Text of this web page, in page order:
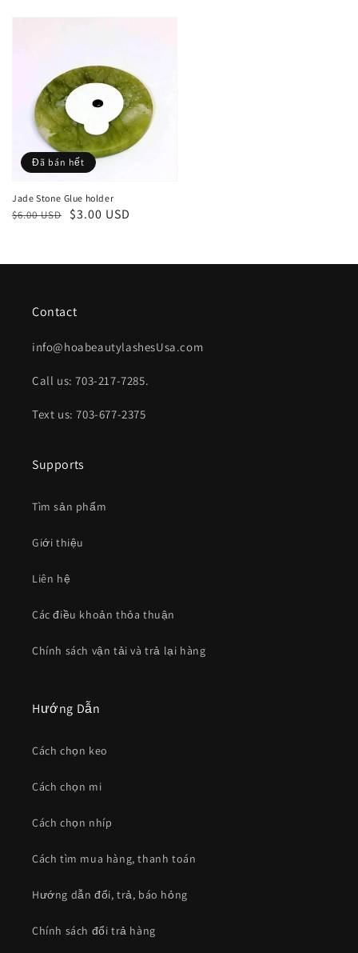
Jade Stone Glue holder
Giá
$6.00 USD
Giá
$3.00 USD
Đã bán hết
Contact
info@hoabeautylashesUsa.com
Call us: 703-217-7285.
Text us: 703-677-2375
Supports
Tìm sản phẩm
Giới thiệu
Liên hệ
Các điều khoản thỏa thuận
Chính sách vận tải và trả lại hàng
Hướng Dẫn
Cách chọn keo
Cách chọn mi
Cách chọn nhíp
Cách tìm mua hàng, thanh toán
Hướng dẫn đổi, trả, báo hỏng
Chính sách đổi trả hàng